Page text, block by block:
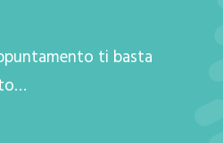
ti basta